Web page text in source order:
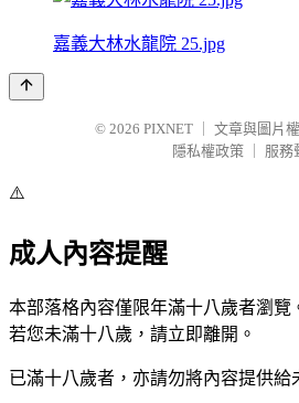
嘉義大林水龍院 25.jpg
© 2026 PIXNET
文章與圖片
隱私權政策
服務
⚠️
成人內容提醒
本部落格內容僅限年滿十八歲者瀏覽
若您未滿十八歲，請立即離開。
已滿十八歲者，亦請勿將內容提供給